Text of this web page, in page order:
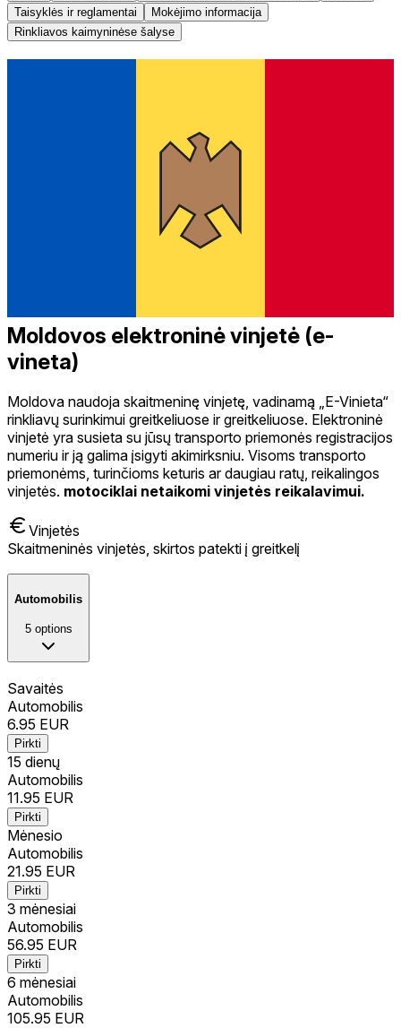
Taisyklės ir reglamentai
Mokėjimo informacija
Rinkliavos kaimyninėse šalyse
Moldovos elektroninė vinjetė (e-
vineta)
Moldova naudoja skaitmeninę vinjetę, vadinamą „E-Vinieta“
rinkliavų surinkimui greitkeliuose ir greitkeliuose. Elektroninė
vinjetė yra susieta su jūsų transporto priemonės registracijos
numeriu ir ją galima įsigyti akimirksniu. Visoms transporto
priemonėms, turinčioms keturis ar daugiau ratų, reikalingos
vinjetės. motociklai netaikomi vinjetės reikalavimui.
Vinjetės
Skaitmeninės vinjetės, skirtos patekti į greitkelį
Automobilis
5 options
Savaitės
Automobilis
6.95 EUR
Pirkti
15 dienų
Automobilis
11.95 EUR
Pirkti
Mėnesio
Automobilis
21.95 EUR
Pirkti
3 mėnesiai
Automobilis
56.95 EUR
Pirkti
6 mėnesiai
Automobilis
105.95 EUR